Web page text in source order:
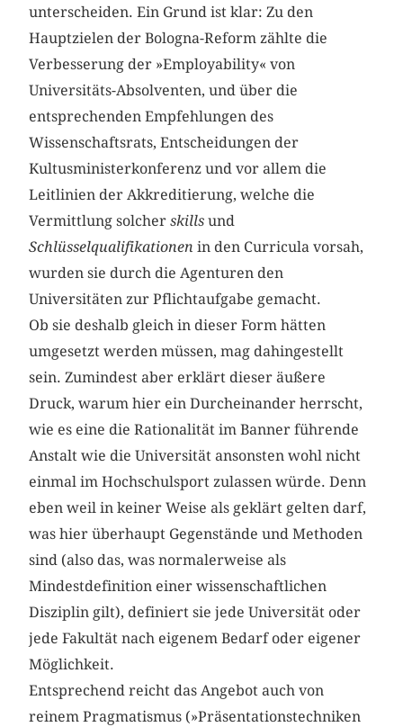
unterscheiden. Ein Grund ist klar: Zu den
Hauptzielen der Bologna-Reform zählte die
Verbesserung der »Employability« von
Universitäts-Absolventen, und über die
entsprechenden Empfehlungen des
Wissenschaftsrats, Entscheidungen der
Kultusministerkonferenz und vor allem die
Leitlinien der Akkreditierung, welche die
Vermittlung solcherskillsund
Schlüsselqualifikationen in den Curricula vorsah,
wurden sie durch die Agenturen den
Universitäten zur Pflichtaufgabe gemacht.
Ob sie deshalb gleich in dieser Form hätten
umgesetzt werden müssen, mag dahingestellt
sein. Zumindest aber erklärt dieser äußere
Druck, warum hier ein Durcheinander herrscht,
wie es eine die Rationalität im Banner führende
Anstalt wie die Universität ansonsten wohl nicht
einmal im Hochschulsport zulassen würde. Denn
eben weil in keiner Weise als geklärt gelten darf,
was hier überhaupt Gegenstände und Methoden
sind (also das, was normalerweise als
Mindestdefinition einer wissenschaftlichen
Disziplin gilt), definiert sie jede Universität oder
jede Fakultät nach eigenem Bedarf oder eigener
Möglichkeit.
Entsprechend reicht das Angebot auch von
reinem Pragmatismus (»Präsentationstechniken